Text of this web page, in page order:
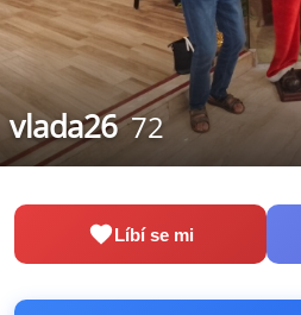
vlada26 72
Líbí se mi